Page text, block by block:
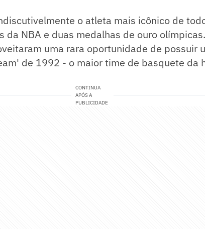
o atleta mais icônico de
da NBA e duas medalhas de ouro olímpicas.
uma rara oportunidade de possuir
de 1992 - o maior time de basquete da
CONTINUA
APÓS A
PUBLICIDADE